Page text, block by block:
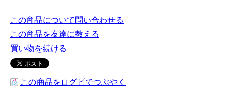
この商品について問い合わせる
この商品を友達に教える
買い物を続ける
この商品をログピでつぶやく